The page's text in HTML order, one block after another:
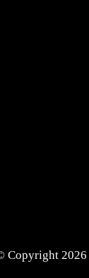
Copyright 2026